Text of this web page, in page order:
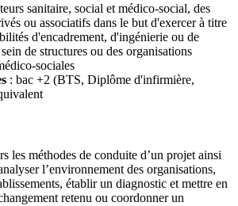
sanitaire, social et médico-social, des
ou associatifs dans le but d'exercer à titre
d'encadrement, d'ingénierie ou de
de structures ou des organisations
sociales
: bac +2 (BTS, Diplôme d'infirmière,
les méthodes de conduite d’un projet ainsi
l’environnement des organisations,
établir un diagnostic et mettre en
retenu ou coordonner un